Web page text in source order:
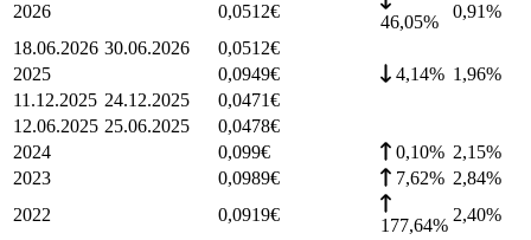
2026 0,0512€
46,05%
0,91%
18.06.2026 30.06.2026 0,0512€
2025
0,0949€ 4,14% 1,96%
11.12.2025 24.12.2025 0,0471€
12.06.2025 25.06.2025 0,0478€
2024
0,099€ 0,10% 2,15%
2023
0,0989€ 7,62% 2,84%
2022
0,0919€
177,64%
2,40%